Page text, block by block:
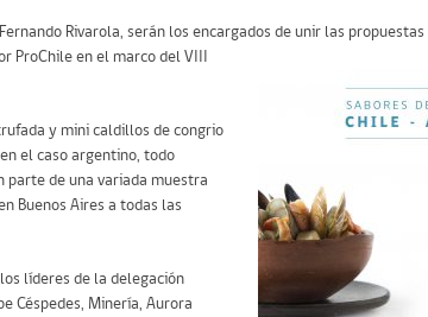
Rivarola, serán los encargados de unir las propuestas
ProChile en el marco del VIII
y mini caldillos de congrio
el caso argentino, todo
parte de una variada muestra
Buenos Aires a todas las
líderes de la delegación
Céspedes, Minería, Aurora